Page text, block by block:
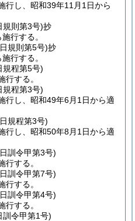
行し、昭和39年11月1日から
規則第3号)抄
行する。
規則第5号)抄
行する。
規程第5号)
行する。
規程第3号)
行し、昭和49年6月1日から適
規程第3号)
行し、昭和50年8月1日から適
訓令甲第3号)
行する。
訓令甲第7号)
行する。
訓令甲第4号)
行する。
訓令甲第1号)